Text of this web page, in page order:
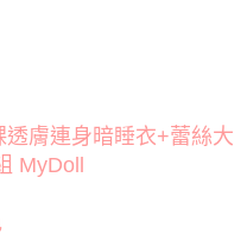
之結帳頁面顯示為準，若有關於
疑問，請聯繫「AFTEE先享後付
support/home
AFTEE先享後付」服務完成之交
膚連身暗睡衣+蕾絲大
MyDoll